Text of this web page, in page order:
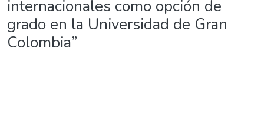
internacionales como opción de
grado en la Universidad de Gran
Colombia”